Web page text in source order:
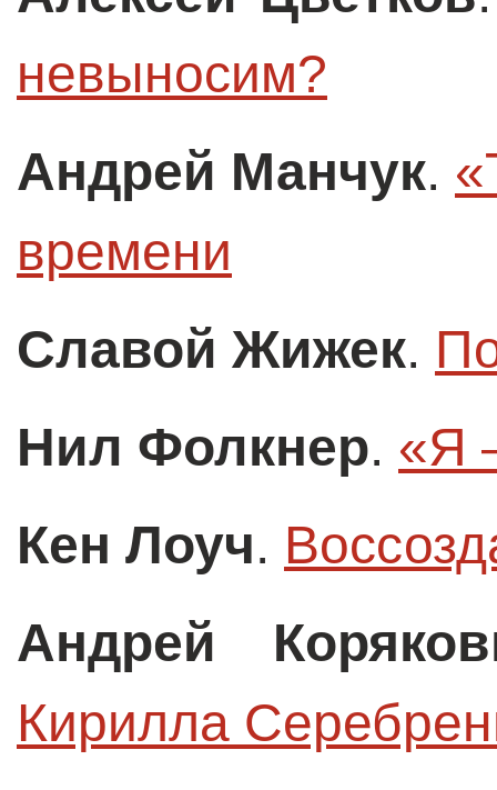
невыносим?
Андрей Манчук.
времени
Cлавой Жижек.
Нил Фолкнер. «Я
Кен Лоуч.
Андрей
Кирилла